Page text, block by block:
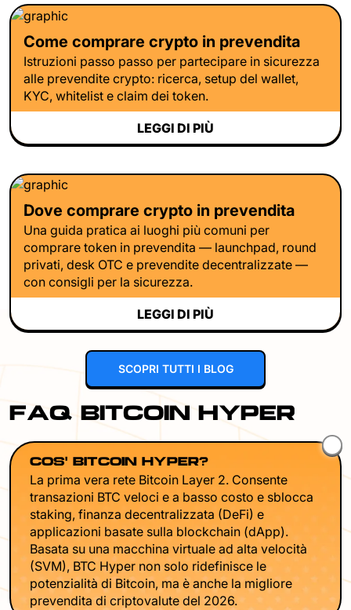
Come comprare crypto in prevendita
Istruzioni passo passo per partecipare in sicurezza
alle prevendite crypto: ricerca, setup del wallet,
KYC, whitelist e claim dei token.
LEGGI DI PIÙ
Dove comprare crypto in prevendita
Una guida pratica ai luoghi più comuni per
comprare token in prevendita — launchpad, round
privati, desk OTC e prevendite decentralizzate —
con consigli per la sicurezza.
LEGGI DI PIÙ
SCOPRI TUTTI I BLOG
FAQ BITCOIN HYPER
COS'È BITCOIN HYPER?
La prima vera rete Bitcoin Layer 2. Consente
transazioni BTC veloci e a basso costo e sblocca
staking, finanza decentralizzata (DeFi) e
applicazioni basate sulla blockchain (dApp).
Basata su una macchina virtuale ad alta velocità
(SVM), BTC Hyper non solo ridefinisce le
potenzialità di Bitcoin, ma è anche la migliore
prevendita di criptovalute del 2026.